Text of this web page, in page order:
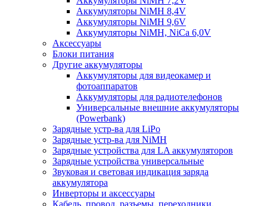
Аккумуляторы NiMH 8,4V
Аккумуляторы NiMH 9,6V
Аккумуляторы NiMH, NiCa 6,0V
Аксессуары
Блоки питания
Другие аккумуляторы
Аккумуляторы для видеокамер и
фотоаппаратов
Аккумуляторы для радиотелефонов
Универсальные внешние аккумуляторы
(Powerbank)
Зарядные устр-ва для LiPo
Зарядные устр-ва для NiMH
Зарядные устройства для LA аккумуляторов
Зарядные устройства универсальные
Звуковая и световая индикация заряда
аккумулятора
Инверторы и аксессуары
Кабель, провод, разъемы, переходники,